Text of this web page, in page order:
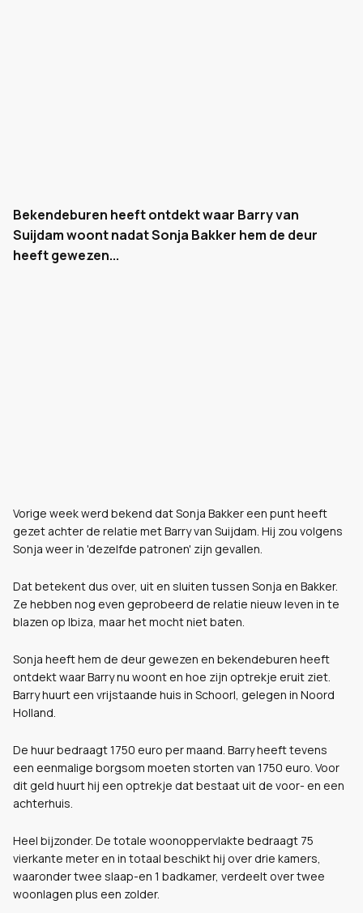
Bekendeburen heeft ontdekt waar Barry van
Suijdam woont nadat Sonja Bakker hem de deur
heeft gewezen...
Vorige week werd bekend dat Sonja Bakker een punt heeft
gezet achter de relatie met Barry van Suijdam. Hij zou volgens
Sonja weer in 'dezelfde patronen' zijn gevallen.
Dat betekent dus over, uit en sluiten tussen Sonja en Bakker.
Ze hebben nog even geprobeerd de relatie nieuw leven in te
blazen op Ibiza, maar het mocht niet baten.
Sonja heeft hem de deur gewezen en bekendeburen heeft
ontdekt waar Barry nu woont en hoe zijn optrekje eruit ziet.
Barry huurt een vrijstaande huis in Schoorl, gelegen in Noord
Holland.
De huur bedraagt 1750 euro per maand. Barry heeft tevens
een eenmalige borgsom moeten storten van 1750 euro. Voor
dit geld huurt hij een optrekje dat bestaat uit de voor- en een
achterhuis.
Heel bijzonder. De totale woonoppervlakte bedraagt 75
vierkante meter en in totaal beschikt hij over drie kamers,
waaronder twee slaap-en 1 badkamer, verdeelt over twee
woonlagen plus een zolder.